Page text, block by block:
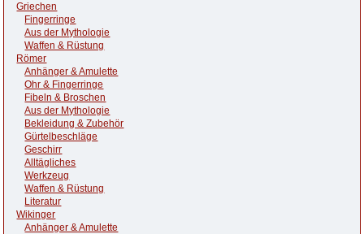
Griechen
Fingerringe
Aus der Mythologie
Waffen & Rüstung
Römer
Anhänger & Amulette
Ohr & Fingerringe
Fibeln & Broschen
Aus der Mythologie
Bekleidung & Zubehör
Gürtelbeschläge
Geschirr
Alltägliches
Werkzeug
Waffen & Rüstung
Literatur
Wikinger
Anhänger & Amulette